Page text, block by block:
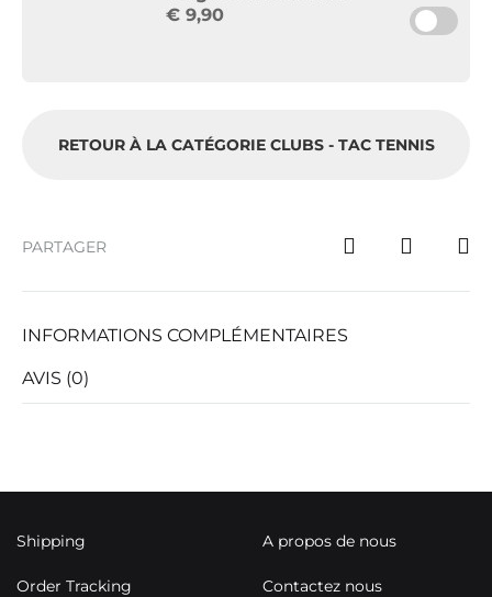
€ 9,90
RETOUR À LA CATÉGORIE CLUBS - TAC TENNIS
PARTAGER
INFORMATIONS COMPLÉMENTAIRES
AVIS (0)
Shipping
Order Tracking
A propos de nous
Contactez nous